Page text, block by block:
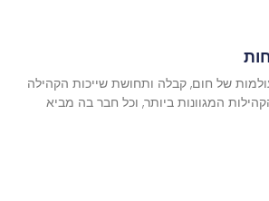
של חום, קבלה ותחושת שייכות הקהילה
המגוונות ביותר, וכל חבר בה מביא